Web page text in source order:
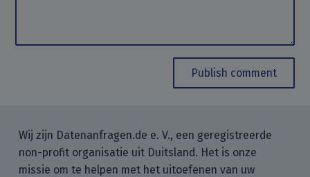
Publish comment
Wij zijn Datenanfragen.de e. V., een geregistreerde
non-profit organisatie uit Duitsland. Het is onze
missie om te helpen met het uitoefenen van uw